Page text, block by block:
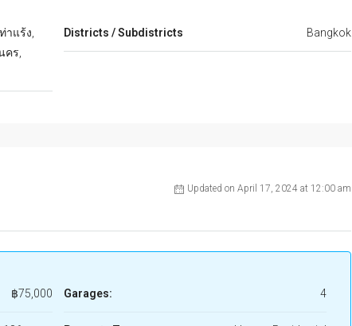
แร้ง,
คร,
Districts / Subdistricts Bangkok
Updated on April 17, 2024 at 12:00 am
฿75,000 Garages: 4